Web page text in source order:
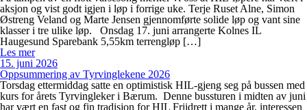
aksjon og vist godt igjen i løp i forrige uke. Terje Ruset Alne, Simon
Østreng Veland og Marte Jensen gjennomførte solide løp og vant sine
klasser i tre ulike løp. Onsdag 17. juni arrangerte Kolnes IL
Haugesund Sparebank 5,55km terrengløp […]
Les mer
15. juni 2026
Oppsummering av Tyrvinglekene 2026
Torsdag ettermiddag satte en optimistisk HIL-gjeng seg på bussen med
kurs for årets Tyrvingleker i Bærum. Denne bussturen i midten av juni
har vært en fast og fin tradisjon for HIL Friidrett i mange år, interessen